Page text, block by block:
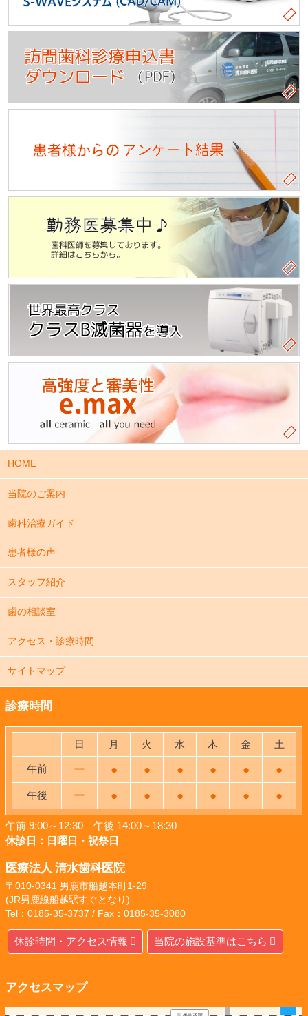
HOME
当院のご案内
歯科治療ガイド
患者様の声
スタッフ紹介
歯の相談室
アクセス・診療時間
サイトマップ
診療時間
日 月 火 水 木 金 土
午前 ー ● ● ● ● ● ●
午後 ー ● ● ● ● ● ●
午前 9:00～12:30 午後 14:00～18:30
休診日：日曜日・祝祭日
医療法人 清水歯科医院
〒010-0341 男鹿市船越本町1-29
(JR男鹿線船越駅すぐとなり)
Tel：0185-35-3737 / Fax：0185-35-3080
休診時間・アクセス情報 当院の施設基準はこちら
アクセスマップ